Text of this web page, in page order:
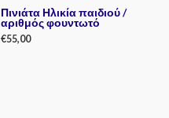
Πινιάτα Ηλικία παιδιού /
αριθμός φουντωτό
€55,00